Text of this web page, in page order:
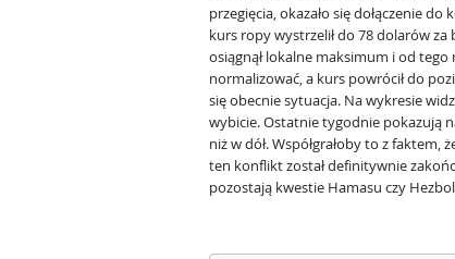
przegięcia, okazało się dołączenie
kurs ropy wystrzelił do 78 dolarów
osiągnął lokalne maksimum i od
normalizować, a kurs powrócił do
się obecnie sytuacja. Na wykresie
wybicie. Ostatnie tygodnie pokazują
niż w dół. Współgrałoby to z
ten konflikt został definitywnie
pozostają kwestie Hamasu czy